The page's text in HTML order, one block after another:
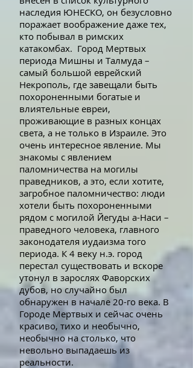
наследия ЮНЕСКО, он безусловно
поражает воображение даже тех,
кто побывал в римских
катакомбах. Город Мертвых
периода Мишны и Талмуда –
самый большой еврейский
Некрополь, где завещали быть
похороненными богатые и
влиятельные евреи,
проживающие в разных концах
света, а не только в Израиле. Это
очень интересное явление. Мы
знакомы с явлением
паломничества на могилы
праведников, а это, если хотите,
загробное паломничество: люди
хотели быть похороненными
рядом с могилой Йегуды а-Наси –
праведного человека, главного
законодателя иудаизма того
периода. К 4 веку н.э. город
перестал существовать и вскоре
утонул в зарослях Фаворских
дубов, но случайно был
обнаружен в начале 20-го века. В
Городе Мертвых и сейчас очень
красиво, тихо и необычно,
необычно на столько, что
невольно выпадаешь из
реальности.